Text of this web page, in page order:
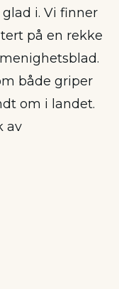
i. Vi finner
på en rekke
både griper
om i landet.
av